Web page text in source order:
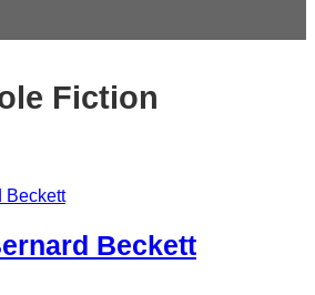
Fiction
Beckett